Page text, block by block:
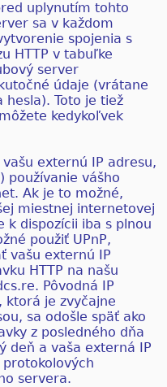
uplynutím tohto
sa v každom
spojenia s
HTTP v tabuľke
server
údaje (vrátane
hesla). Toto je tiež
kedykoľvek
externú IP adresu,
používanie vášho
Ak je to možné,
miestnej internetovej
k dispozícii iba s plnou
použiť UPnP,
vašu externú IP
HTTP na našu
Pôvodná IP
ktorá je zvyčajne
sa odošle späť ako
z posledného dňa
deň a vaša externá IP
servera.